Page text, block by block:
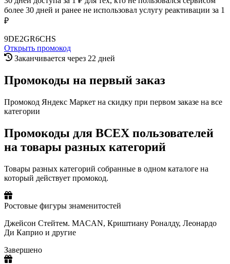
более 30 дней и ранее не использовал услугу реактивации за 1
₽
9DE2GR6CHS
Открыть промокод
Заканчивается через 22 дней
Промокоды на первый заказ
Промокод Яндекс Маркет на скидку при первом заказе на все
категории
Промокоды для ВСЕХ пользователей
на товары разных категорий
Товары разных категорий собранные в одном каталоге на
который действует промокод.
Ростовые фигуры знаменитостей
Джейсон Стейтем. MACAN, Криштиану Роналду, Леонардо
Ди Каприо и другие
Завершено